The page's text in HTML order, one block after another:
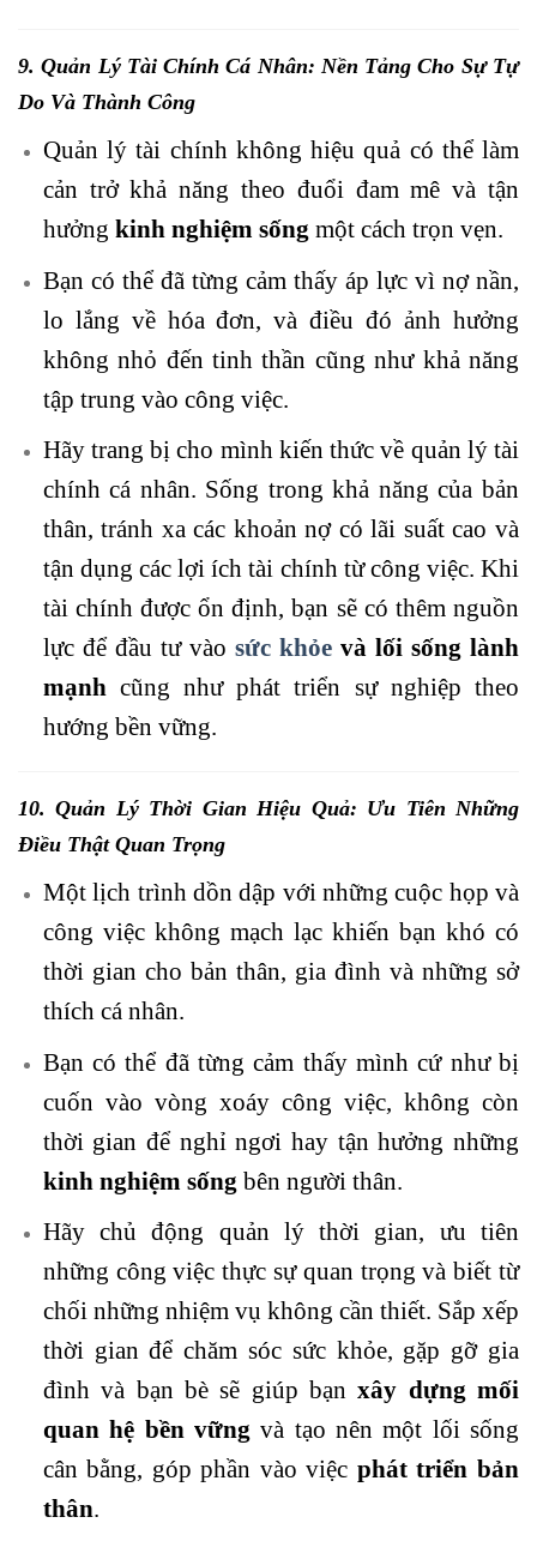
9. Quản Lý Tài Chính Cá Nhân: Nền Tảng Cho Sự Tự
Do Và Thành Công
Quản lý tài chính không hiệu quả có thể làm
cản trở khả năng theo đuổi đam mê và tận
hưởng kinh nghiệm sống một cách trọn vẹn.
Bạn có thể đã từng cảm thấy áp lực vì nợ nần,
lo lắng về hóa đơn, và điều đó ảnh hưởng
không nhỏ đến tinh thần cũng như khả năng
tập trung vào công việc.
Hãy trang bị cho mình kiến thức về quản lý tài
chính cá nhân. Sống trong khả năng của bản
thân, tránh xa các khoản nợ có lãi suất cao và
tận dụng các lợi ích tài chính từ công việc. Khi
tài chính được ổn định, bạn sẽ có thêm nguồn
lực để đầu tư vào sức khỏevà lối sống lành
mạnh cũng như phát triển sự nghiệp theo
hướng bền vững.
10.Quản Lý Thời Gian Hiệu Quả: Ưu Tiên Những
Điều Thật Quan Trọng
Một lịch trình dồn dập với những cuộc họp và
công việc không mạch lạc khiến bạn khó có
thời gian cho bản thân, gia đình và những sở
thích cá nhân.
Bạn có thể đã từng cảm thấy mình cứ như bị
cuốn vào vòng xoáy công việc, không còn
thời gian để nghỉ ngơi hay tận hưởng những
kinh nghiệm sống bên người thân.
Hãy chủ động quản lý thời gian, ưu tiên
những công việc thực sự quan trọng và biết từ
chối những nhiệm vụ không cần thiết. Sắp xếp
thời gian để chăm sóc sức khỏe, gặp gỡ gia
đình và bạn bè sẽ giúp bạnxây dựng mối
quan hệ bền vững và tạo nên một lối sống
cân bằng, góp phần vào việc phát triển bản
thân.